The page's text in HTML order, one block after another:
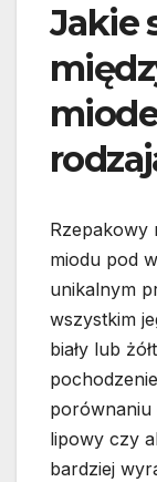
Jakie
Rzepakowy
miodu pod
unikalnym
wszystkim
biały lub
porównaniu
lipowy czy
bardziej